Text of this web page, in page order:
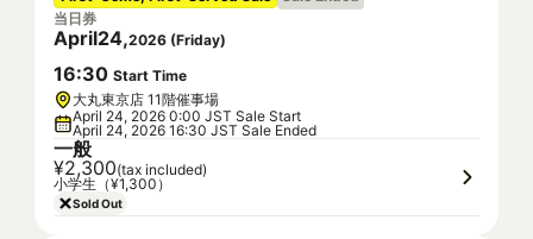
当日券
April24,2026 (Friday)
16:30 Start Time
大丸東京店 11階催事場
April 24, 2026 0:00 JST Sale Start
April 24, 2026 16:30 JST Sale Ended
一般
¥2,300(tax included)
小学生（¥1,300）
Sold Out